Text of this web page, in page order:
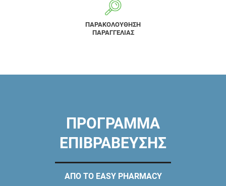
ΠΑΡΑΚΟΛΟΥΘΗΣΗ
ΠΑΡΑΓΓΕΛΙΑΣ
ΠΡΟΓΡΑΜΜΑ
ΕΠΙΒΡΑΒΕΥΣΗΣ
ΑΠΟ ΤΟ EASY PHARMACY